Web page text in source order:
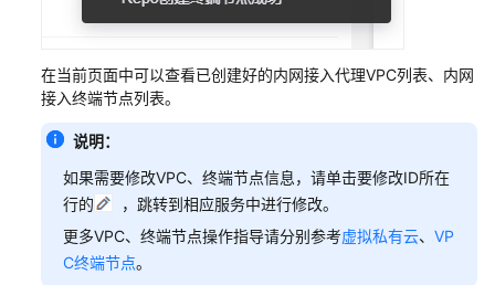
企
业
内
网
专
线
蔽
在当前页面中可以查看已创建好的内网接入代理VPC列表、内网
接入终端节点列表。
说明：
如果需要修改VPC、终端节点信息，请单击要修改ID所在
行的
，跳转到相应服务中进行修改。
更多VPC、终端节点操作指导请分别参考虚拟私有云、 VP
C终端节点。